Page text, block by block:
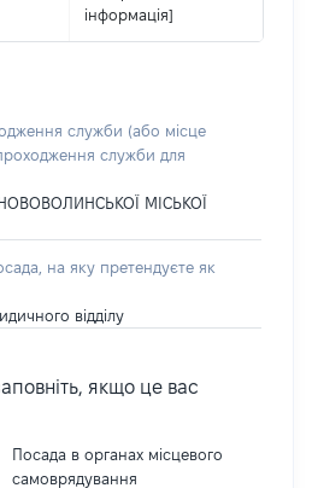
інформація]
служби (або місце
служби для
МІСЬКОЇ
на яку претендуєте як
відділу
якщо це вас
Посада в органах місцевого
самоврядування